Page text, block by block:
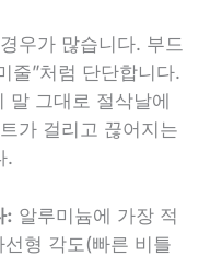
우가 많습니다. 부드
줄”처럼 단단합니다.
말 그대로 절삭날에
가 걸리고 끊어지는
.
: 알루미늄에 가장 적
형 각도(빠른 비틀